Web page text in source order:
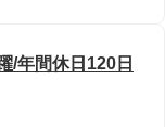
/年間休日120日